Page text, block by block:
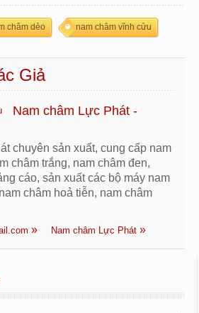
châm dẻo nam châm vĩnh cửu
Giả
Nam châm Lực Phát -
chuyên sản xuất, cung cấp nam
châm trắng, nam châm đen,
cáo, sản xuất các bộ máy nam
châm hoả tiễn, nam châm
Nam châm Lực Phát